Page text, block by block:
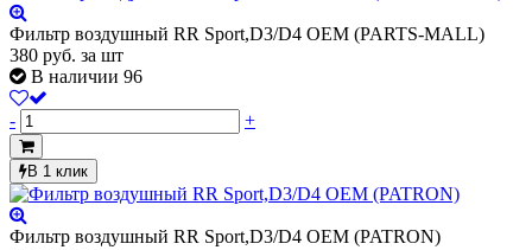
Фильтр воздушный RR Sport,D3/D4 OEM (PARTS-MALL)
380 руб. за шт
В наличии 96
- +
В 1 клик
Фильтр воздушный RR Sport,D3/D4 OEM (PATRON)